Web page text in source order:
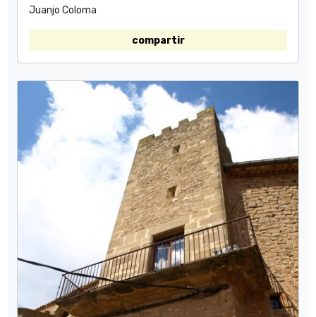
Juanjo Coloma
compartir